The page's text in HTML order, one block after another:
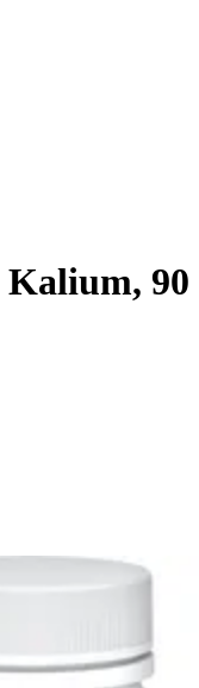
Kalium, 90